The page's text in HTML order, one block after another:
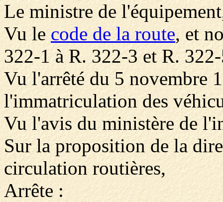
Le ministre de
Vu lecode de la route, et
322-1 à R. 322-3 et R.
Vu l'arrêté du 5 novembre
l'immatriculation des
Vu l'avis du ministère de
Sur la proposition de la
circulation routières,
Arrête :